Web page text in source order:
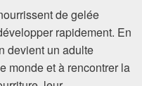
de gelée
rapidement. En
devient un adulte
monde et à rencontrer la